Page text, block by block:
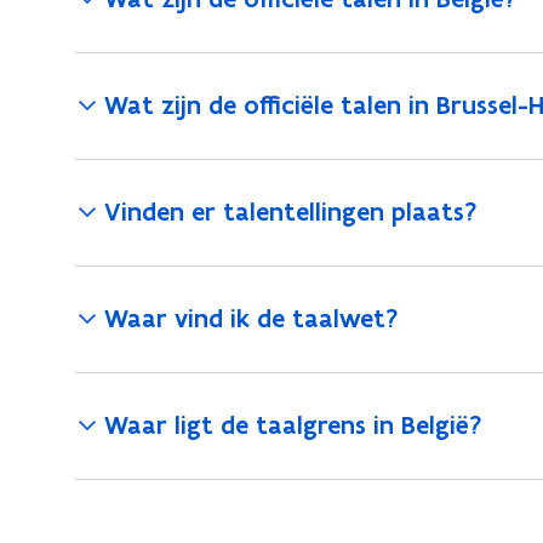
Wat zijn de officiële talen in Brussel-
Vinden er talentellingen plaats?
Waar vind ik de taalwet?
Waar ligt de taalgrens in België?